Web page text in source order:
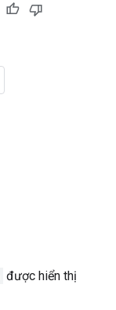
được hiển thị